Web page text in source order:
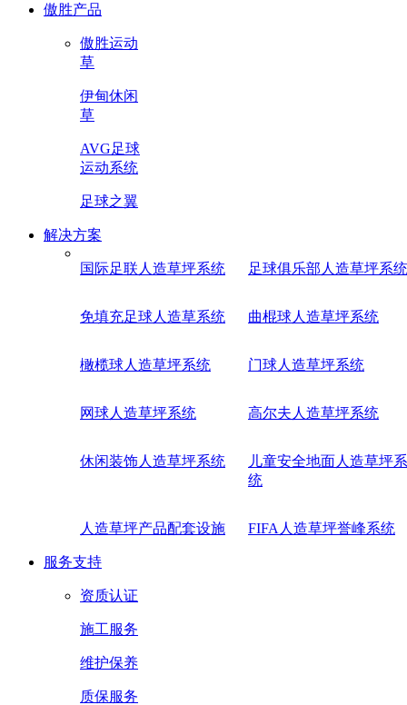
傲胜产品
傲胜运动
草
伊甸休闲
草
AVG足球
运动系统
足球之翼
解决方案
国际足联人造草坪系统 足球俱乐部人造草坪系统
免填充足球人造草系统 曲棍球人造草坪系统
橄榄球人造草坪系统 门球人造草坪系统
网球人造草坪系统 高尔夫人造草坪系统
休闲装饰人造草坪系统
儿童安全地面人造草坪系
统
人造草坪产品配套设施 FIFA人造草坪誉峰系统
服务支持
资质认证
施工服务
维护保养
质保服务